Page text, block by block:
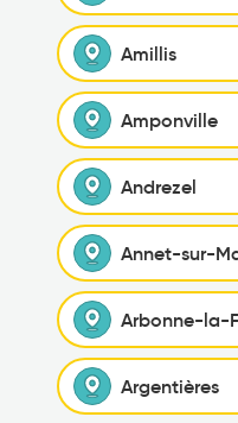
Amillis
Amponville
Andrezel
Annet-sur-
Arbonne-la-
Argentières